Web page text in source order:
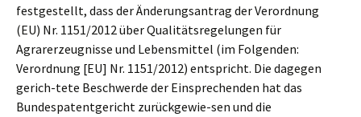
festgestellt, dass der Änderungsantrag der Verordnung
(EU) Nr. 1151/2012 über Qualitätsregelungen für
Agrarerzeugnisse und Lebensmittel (im Folgenden:
Verordnung [EU] Nr. 1151/2012) entspricht. Die dagegen
gerich-tete Beschwerde der Einsprechenden hat das
Bundespatentgericht zurückgewie-sen und die